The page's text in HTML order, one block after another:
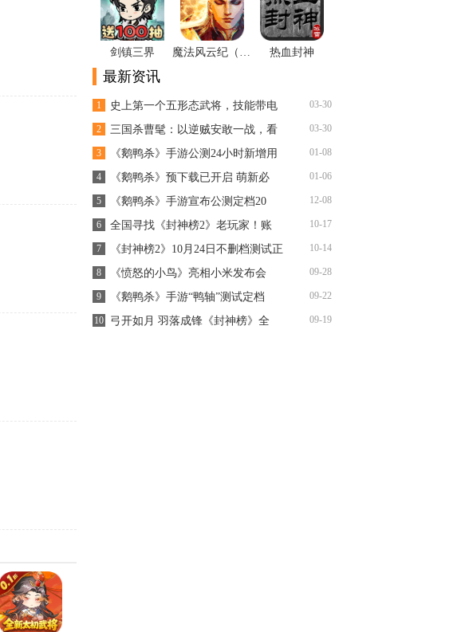
剑镇三界 魔法风云纪（0.1折除魔斩仙） 热血封神
最新资讯
03-30
1 史上第一个五形态武将，技能带电
03-30
2 三国杀曹髦：以逆贼安敢一战，看
01-08
3 《鹅鸭杀》手游公测24小时新增用
01-06
4 《鹅鸭杀》预下载已开启 萌新必
12-08
5 《鹅鸭杀》手游宣布公测定档20
10-17
6 全国寻找《封神榜2》老玩家！账
10-14
7 《封神榜2》10月24日不删档测试正
09-28
8 《愤怒的小鸟》亮相小米发布会
09-22
9 《鹅鸭杀》手游“鸭轴”测试定档
09-19
10 弓开如月 羽落成锋《封神榜》全